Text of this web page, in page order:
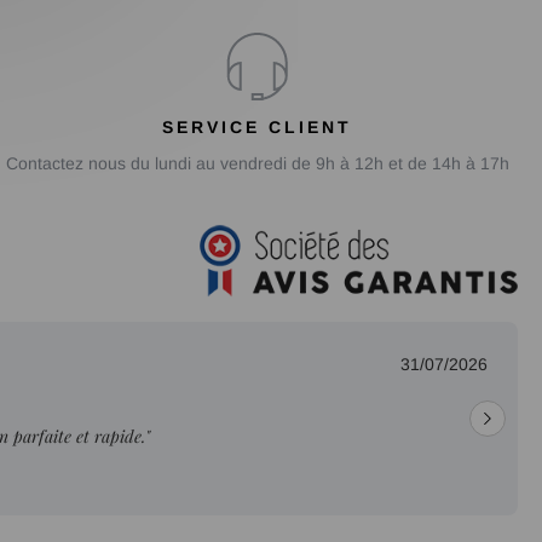
SERVICE CLIENT
Contactez nous du lundi au vendredi de 9h à 12h et de 14h à 17h
31/07/2026
parfaite et rapide."